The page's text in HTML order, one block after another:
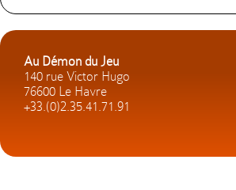
Au Démon du Jeu
140 rue Victor Hugo
76600 Le Havre
+33.(0)2.35.41.71.91